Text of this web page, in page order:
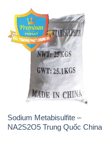
Sodium Metabisulfite –
NA2S2O5 Trung Quốc China